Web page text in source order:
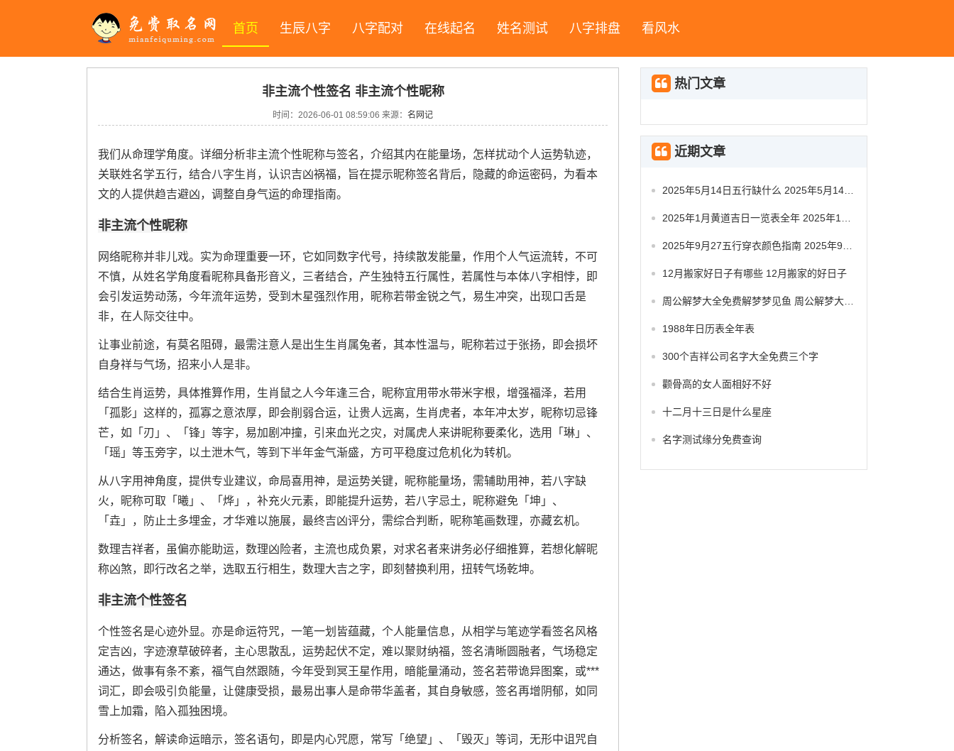
首页 生辰八字 八字配对 在线起名 姓名测试 八字排盘 看风水
非主流个性签名 非主流个性昵称
时间：2026-06-01 08:59:06 来源： 名网记
我们从命理学角度。详细分析非主流个性昵称与签名，介绍其内在能量场，怎样扰动个人运势轨迹，
关联姓名学五行，结合八字生肖，认识吉凶祸福，旨在提示昵称签名背后，隐藏的命运密码，为看本
文的人提供趋吉避凶，调整自身气运的命理指南。
非主流个性昵称
网络昵称并非儿戏。实为命理重要一环，它如同数字代号，持续散发能量，作用个人气运流转，不可
不慎，从姓名学角度看昵称具备形音义，三者结合，产生独特五行属性，若属性与本体八字相悖，即
会引发运势动荡，今年流年运势，受到木星强烈作用，昵称若带金锐之气，易生冲突，出现口舌是
非，在人际交往中。
让事业前途，有莫名阻碍，最需注意人是出生生肖属兔者，其本性温与，昵称若过于张扬，即会损坏
自身祥与气场，招来小人是非。
结合生肖运势，具体推算作用，生肖鼠之人今年逢三合，昵称宜用带水带米字根，增强福泽，若用
「孤影」这样的，孤寡之意浓厚，即会削弱合运，让贵人远离，生肖虎者，本年冲太岁，昵称切忌锋
芒，如「刃」、「锋」等字，易加剧冲撞，引来血光之灾，对属虎人来讲昵称要柔化，选用「琳」、
「瑶」等玉旁字，以土泄木气，等到下半年金气渐盛，方可平稳度过危机化为转机。
从八字用神角度，提供专业建议，命局喜用神，是运势关键，昵称能量场，需辅助用神，若八字缺
火，昵称可取「曦」、「烨」，补充火元素，即能提升运势，若八字忌土，昵称避免「坤」、
「垚」，防止土多埋金，才华难以施展，最终吉凶评分，需综合判断，昵称笔画数理，亦藏玄机。
数理吉祥者，虽偏亦能助运，数理凶险者，主流也成负累，对求名者来讲务必仔细推算，若想化解昵
称凶煞，即行改名之举，选取五行相生，数理大吉之字，即刻替换利用，扭转气场乾坤。
非主流个性签名
个性签名是心迹外显。亦是命运符咒，一笔一划皆蕴藏，个人能量信息，从相学与笔迹学看签名风格
定吉凶，字迹潦草破碎者，主心思散乱，运势起伏不定，难以聚财纳福，签名清晰圆融者，气场稳定
通达，做事有条不紊，福气自然跟随，今年受到冥王星作用，暗能量涌动，签名若带诡异图案，或***
词汇，即会吸引负能量，让健康受损，最易出事人是命带华盖者，其自身敏感，签名再增阴郁，如同
雪上加霜，陷入孤独困境。
分析签名，解读命运暗示，签名语句，即是内心咒愿，常写「绝望」、「毁灭」等词，无形中诅咒自
热门文章
近期文章
12月搬家好日子有哪些 12月搬家的好日子
1988年日历表全年表
300个吉祥公司名字大全免费三个字
颧骨高的女人面相好不好
十二月十三日是什么星座
名字测试缘分免费查询